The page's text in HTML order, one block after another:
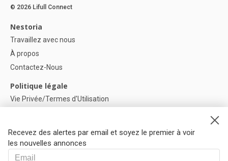
Recevez des alertes par email et soyez le premier à voir
les nouvelles annonces
© 2026 Lifull Connect
Nestoria
Travaillez avec nous
À propos
Contactez-Nous
Politique légale
Vie Privée/Termes d'Utilisation
Paramètres des cookies